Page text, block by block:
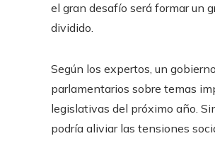
el gran desafío será formar un
dividido.
Según los expertos, un
parlamentarios sobre temas
legislativas del próximo año.
podría aliviar las tensiones